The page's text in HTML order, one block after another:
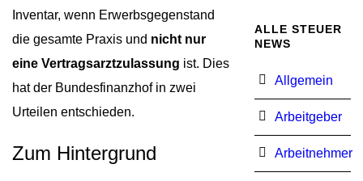
Inventar, wenn Erwerbsgegenstand
die gesamte Praxis und nicht nur
eine Vertragsarztzulassung ist. Dies
hat der Bundesfinanzhof in zwei
Urteilen entschieden.
Zum Hintergrund
ALLE STEUER
NEWS
Allgemein
Arbeitgeber
Arbeitnehmer